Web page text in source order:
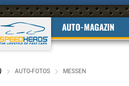
AUTO-MAGAZIN
AUTO-FOTOS MESSEN